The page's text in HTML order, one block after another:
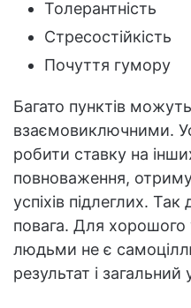
Толерантність
Стресостійкість
Почуття гумору
Багато пунктів
взаємовиключними.
робити ставку на
повноваження,
успіхів підлеглих.
повага. Для хорошого
людьми не є
результат і загальний